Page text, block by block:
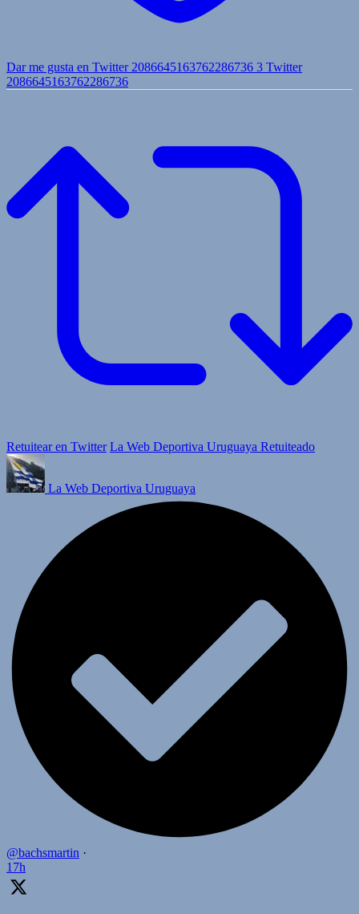
Dar me gusta en Twitter 2086645163762286736 3 Twitter
2086645163762286736
Retuitear en Twitter La Web Deportiva Uruguaya Retuiteado
La Web Deportiva Uruguaya
@bachsmartin ·
17h